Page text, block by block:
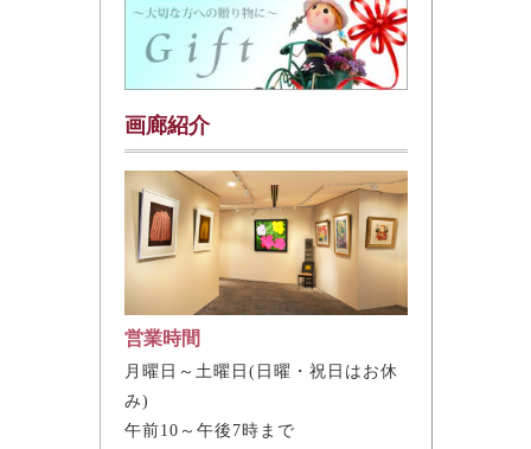
画廊紹介
営業時間
月曜日～土曜日(日曜・祝日はお休
み)
午前10～午後7時まで